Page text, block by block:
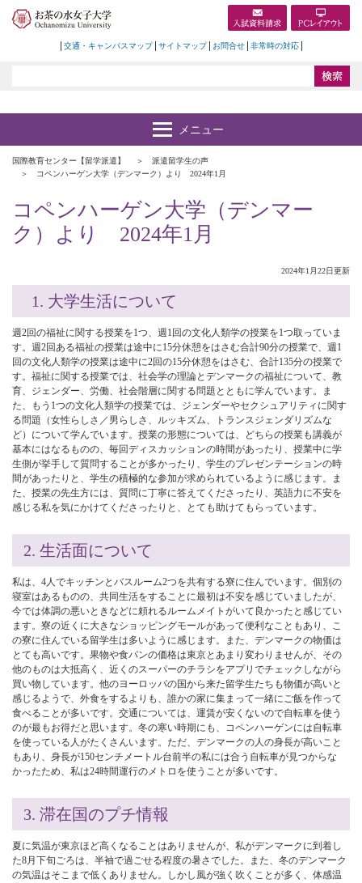
交通・キャンパスマップ サイトマップ お問合せ 非常時の対応
国際教育センター【留学派遣】
派遣留学生の声
コペンハーゲン大学（デンマーク）より 2024年1月
コペンハーゲン大学（デンマー
ク）より 2024年1月
2024年1月22日更新
1. 大学生活について
週2回の福祉に関する授業を1つ、週1回の文化人類学の授業を1つ取っていま
す。週2回ある福祉の授業は途中に15分休憩をはさむ合計90分の授業で、週1
回の文化人類学の授業は途中に2回の15分休憩をはさむ、合計135分の授業で
す。福祉に関する授業では、社会学の理論とデンマークの福祉について、教
育、ジェンダー、労働、社会階層に関する問題とともに学んでいます。ま
た、もう1つの文化人類学の授業では、ジェンダーやセクシュアリティに関す
る問題（女性らしさ／男らしさ、ルッキズム、トランスジェンダリズムな
ど）について学んでいます。授業の形態については、どちらの授業も講義が
基本にはなるものの、毎回ディスカッションの時間があったり、授業中に学
生側が挙手して質問することが多かったり、学生のプレゼンテーションの時
間があったりと、学生の積極的な参加が求められているように感じます。ま
た、授業の先生方には、質問に丁寧に答えてくださったり、英語力に不安を
感じる私を気にかけてくださったりと、とても助けてもらっています。
2. 生活面について
私は、4人でキッチンとバスルーム2つを共有する寮に住んでいます。個別の
寝室はあるものの、共同生活をすることに最初は不安を感じていましたが、
今では体調の悪いときなどに頼れるルームメイトがいて良かったと感じてい
ます。寮の近くに大きなショッピングモールがあって便利なこともあり、こ
の寮に住んでいる留学生は多いように感じます。また、デンマークの物価は
とても高いです。果物や食パンの価格は東京とあまり変わりませんが、その
他のものは大抵高く、近くのスーパーのチラシをアプリでチェックしながら
買い物しています。他のヨーロッパの国から来た留学生たちも物価が高いと
感じるようで、外食をするよりも、誰かの家に集まって一緒にご飯を作って
食べることが多いです。交通については、運賃が安くないので自転車を使う
のが最もお得だと思います。冬の寒い時期にも、コペンハーゲンには自転車
を使っている人がたくさんいます。ただ、デンマークの人の身長が高いこと
もあり、身長が150センチメートル台前半の私には合う自転車が見つからな
かったため、私は24時間運行のメトロを使うことが多いです。
3. 滞在国のプチ情報
夏に気温が東京ほど高くなることはありませんが、私がデンマークに到着し
た8月下旬ごろは、半袖で過ごせる程度の暑さでした。また、冬のデンマーク
の気温はそこまで低くありません。しかし風が強く吹くことが多く、体感温